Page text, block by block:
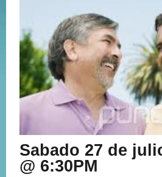
Sabado 27 de
@ 6:30PM